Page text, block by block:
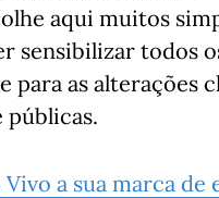
aqui muitos
sensibilizar todos
para as alterações
públicas.
a sua marca de